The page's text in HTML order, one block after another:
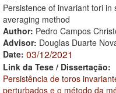
Persistence of invariant tori
averaging method
Author: Pedro Campos
Advisor: Douglas Duarte
Date: 03/12/2021
Link da Tese / Dissertação:
Persistência de toros
perturbados e o método da